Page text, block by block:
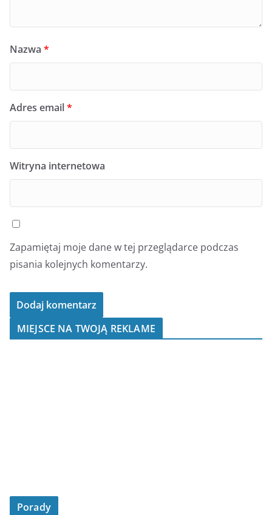
Nazwa *
Adres email*
Witryna internetowa
Zapamiętaj moje dane w tej przeglądarce podczas
pisania kolejnych komentarzy.
MIEJSCE NA TWOJĄ REKLAME
Porady